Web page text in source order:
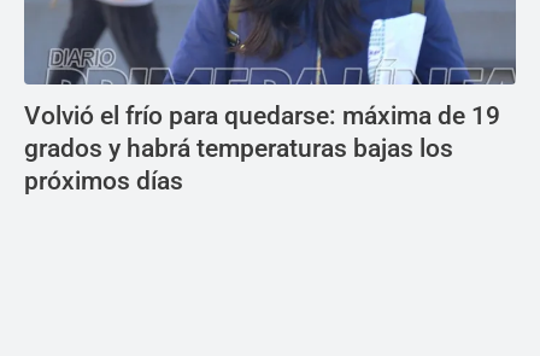
Volvió el frío para quedarse: máxima de 19
grados y habrá temperaturas bajas los
próximos días